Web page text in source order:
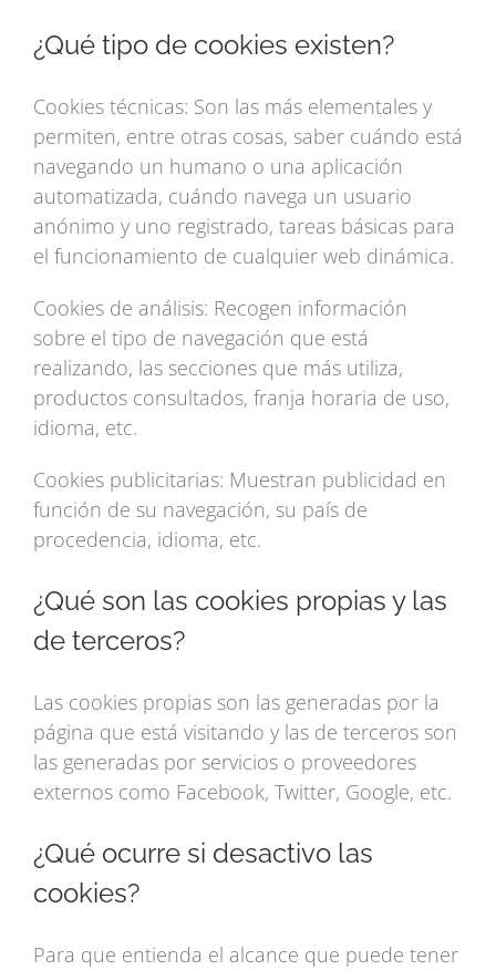
¿Qué tipo de cookies existen?
Cookies técnicas: Son las más elementales y
permiten, entre otras cosas, saber cuándo está
navegando un humano o una aplicación
automatizada, cuándo navega un usuario
anónimo y uno registrado, tareas básicas para
el funcionamiento de cualquier web dinámica.
Cookies de análisis: Recogen información
sobre el tipo de navegación que está
realizando, las secciones que más utiliza,
productos consultados, franja horaria de uso,
idioma, etc.
Cookies publicitarias: Muestran publicidad en
función de su navegación, su país de
procedencia, idioma, etc.
¿Qué son las cookies propias y las
de terceros?
Las cookies propias son las generadas por la
página que está visitando y las de terceros son
las generadas por servicios o proveedores
externos como Facebook, Twitter, Google, etc.
¿Qué ocurre si desactivo las
cookies?
Para que entienda el alcance que puede tener